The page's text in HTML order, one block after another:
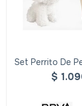
Set Perrito De
Bolso De
$